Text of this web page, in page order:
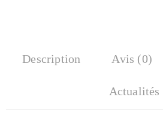
Description Avis (0)
Actualités